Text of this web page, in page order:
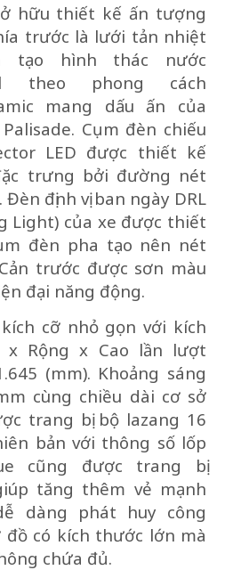
hữu thiết kế ấn tượng
trước là lưới tản nhiệt
tạo hình thác nước
theo phong cách
mang dấu ấn của
Cụm đèn chiếu
LED được thiết kế
trưng bởi đường nét
định vị ban ngày DRL
Light) của xe được thiết
đèn pha tạo nên nét
trước được sơn màu
đại năng động.
cỡ nhỏ gọn với kích
x Rộng x Cao lần lượt
(mm). Khoảng sáng
cùng chiều dài cơ sở
trang bị bộ lazang 16
bản với thông số lốp
cũng được trang bị
tăng thêm vẻ mạnh
dàng phát huy công
đồ có kích thước lớn mà
chứa đủ.